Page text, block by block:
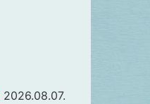
2026.08.07.